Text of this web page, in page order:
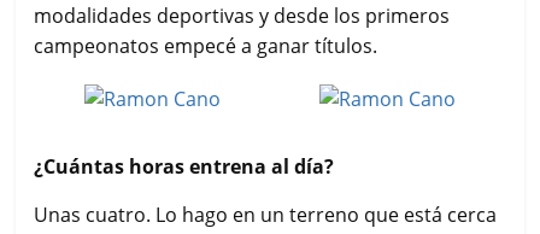
modalidades deportivas y desde los primeros
campeonatos empecé a ganar títulos.
¿Cuántas horas entrena al día?
Unas cuatro. Lo hago en un terreno que está cerca